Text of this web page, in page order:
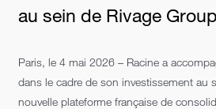
au sein de Rivage
Paris, le 4 mai 2026 – Racine a
dans le cadre de son investissement au
nouvelle plateforme française de